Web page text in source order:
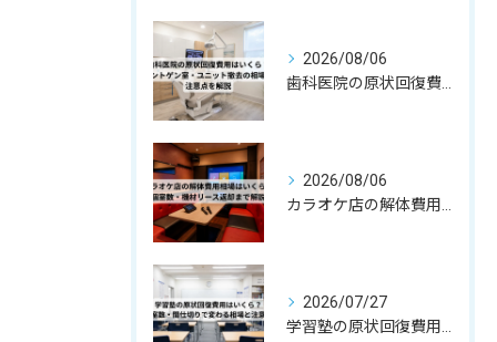
2026/08/06
2026/08/06
2026/07/27